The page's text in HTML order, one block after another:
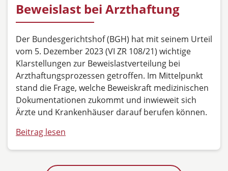
Beweislast bei Arzthaftung
Der Bundesgerichtshof (BGH) hat mit seinem Urteil
vom 5. Dezember 2023 (VI ZR 108/21) wichtige
Klarstellungen zur Beweislastverteilung bei
Arzthaftungsprozessen getroffen. Im Mittelpunkt
stand die Frage, welche Beweiskraft medizinischen
Dokumentationen zukommt und inwieweit sich
Ärzte und Krankenhäuser darauf berufen können.
Beitrag lesen